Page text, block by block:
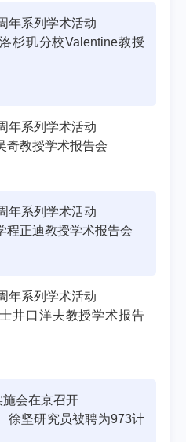
年系列学术活动
杉玑分校Valentine教授
年系列学术活动
教授学术报告会
年系列学术活动
正迪教授学术报告会
年系列学术活动
井口洋夫教授学术报告
会在京召开
徐坚研究员被聘为973计